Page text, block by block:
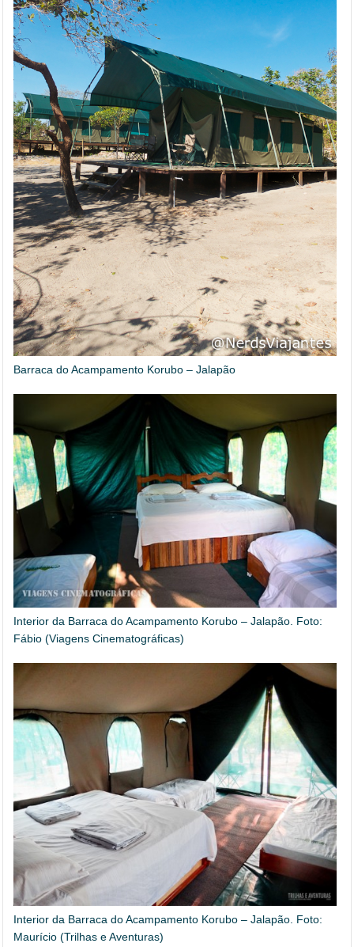
Barraca do Acampamento Korubo – Jalapão
Interior da Barraca do Acampamento Korubo – Jalapão. Foto:
Fábio (Viagens Cinematográficas)
Interior da Barraca do Acampamento Korubo – Jalapão. Foto:
Maurício (Trilhas e Aventuras)